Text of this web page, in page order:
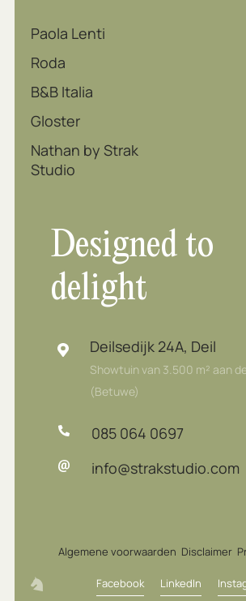
Paola Lenti
Roda
B&B Italia
Gloster
Nathan by Strak
Studio
Designed to
delight
Deilsedijk 24A, Deil
Showtuin van 3.500 m² aan
(Betuwe)
085 064 0697
info@strakstudio.com
Algemene voorwaarden Disclaimer
Facebook LinkedIn